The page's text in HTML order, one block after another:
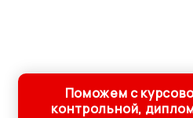
Поможем с
контрольной,